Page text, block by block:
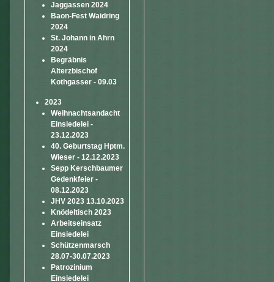
Jaggassen 2024
Baon-Fest Waidring
2024
St. Johann in Ahrn
2024
Begräbnis
Alterzbischof
Kothgasser - 09.03
2023
Weihnachtsandacht
Einsiedelei -
23.12.2023
40. Geburtstag Hptm.
Wieser - 12.12.2023
Sepp Kerschbaumer
Gedenkfeier -
08.12.2023
JHV 2023 13.10.2023
Knödeltisch 2023
Arbeitseinsatz
Einsiedelei
Schützenmarsch
28.07-30.07.2023
Patrozinium
Einsiedelei